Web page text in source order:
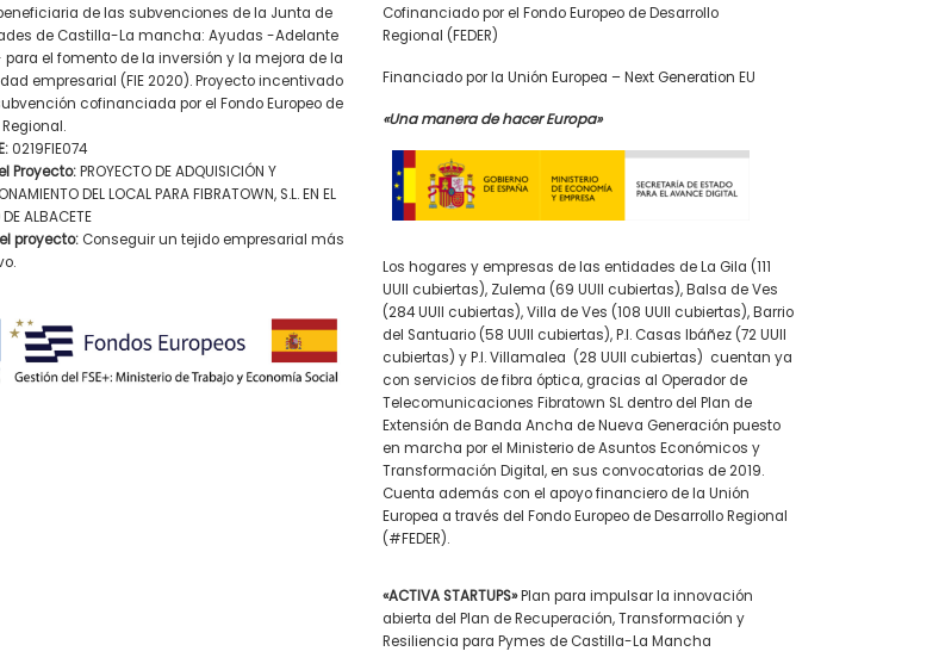
de las subvenciones de la Junta de
de Castilla-La mancha: Ayudas -Adelante
el fomento de la inversión y la mejora de la
empresarial (FIE 2020). Proyecto incentivado
cofinanciada por el Fondo Europeo de
0219FIE074
Proyecto:PROYECTO DE ADQUISICIÓN Y
DEL LOCAL PARA FIBRATOWN, S.L. EN EL
ALBACETE
proyecto:Conseguir un tejido empresarial más
Cofinanciado por el Fondo Europeo de Desarrollo
Regional (FEDER)
Financiado por la Unión Europea – Next Generation EU
«Una manera de hacer Europa»
Los hogares y empresas de las entidades de La Gila (111
UUII cubiertas), Zulema (69 UUII cubiertas), Balsa de Ves
(284 UUII cubiertas), Villa de Ves (108 UUII cubiertas), Barrio
del Santuario (58 UUII cubiertas), P.I. Casas Ibáñez (72 UUII
cubiertas) y P.I. Villamalea (28 UUII cubiertas) cuentan ya
con servicios de fibra óptica, gracias al Operador de
Telecomunicaciones Fibratown SL dentro del Plan de
Extensión de Banda Ancha de Nueva Generación puesto
en marcha por el Ministerio de Asuntos Económicos y
Transformación Digital, en sus convocatorias de 2019.
Cuenta además con el apoyo financiero de la Unión
Europea a través del Fondo Europeo de Desarrollo Regional
(#FEDER).
«ACTIVA STARTUPS»Plan para impulsar la innovación
abierta del Plan de Recuperación, Transformación y
Resiliencia para Pymes de Castilla-La Mancha